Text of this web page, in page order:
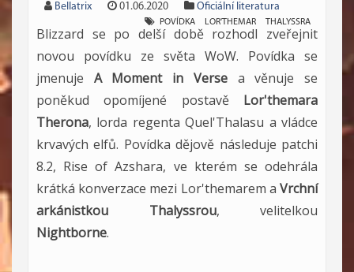
Bellatrix 01.06.2020 Oficiální literatura
POVÍDKA LOR'THEMAR THALYSSRA
Blizzard se po delší době rozhodl zveřejnit
novou povídku ze světa WoW. Povídka se
jmenuje A Moment in Versea věnuje se
poněkud opomíjené postavě Lor'themara
Therona, lorda regenta Quel'Thalasu a vládce
krvavých elfů. Povídka dějově následuje patchi
8.2, Rise of Azshara, ve kterém se odehrála
krátká konverzace mezi Lor'themarem a Vrchní
arkánistkou Thalyssrou, velitelkou
Nightborne.